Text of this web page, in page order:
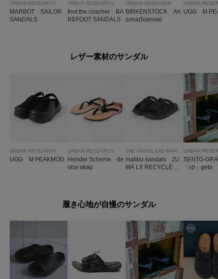
URBAN RESEARCH
MARBOT SAILOR
SANDALS
URBAN RESEARCH
foot the coacher BA
REFOOT SANDALS
URBAN RESEARCH
BIRKENSTOCK Ari
zona(Narrow)
URBAN
UGG M
レザー素材のサンダル
URBAN RESEARCH
UGG M PEAKMOD
URBAN RESEARCH
Hender Scheme de
vice strap
malibu sandals ZU
MA LX RECYCLED1
URBAN
SENTO-
「ゆ」geta
履き心地が自慢のサンダル